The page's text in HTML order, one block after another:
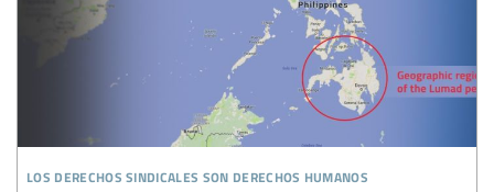
los derechos sindicales son derechos humanos